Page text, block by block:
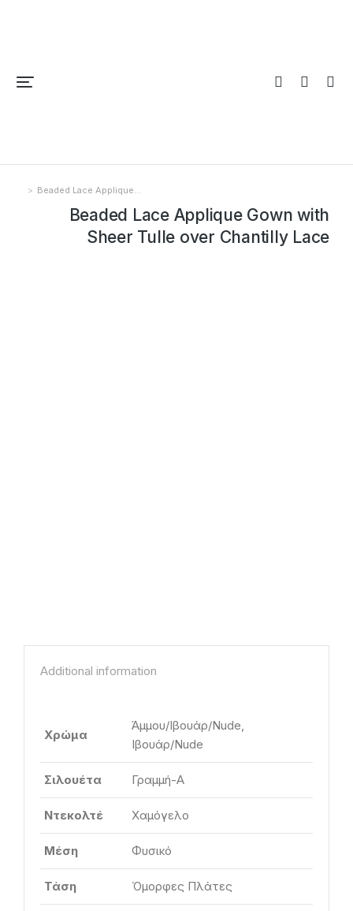
You are here:
Beaded Lace Applique…
Beaded Lace Applique Gown with
Sheer Tulle over Chantilly Lace
Additional information
Χρώμα
Άμμου/Ιβουάρ/Nude,
Ιβουάρ/Nude
Σιλουέτα Γραμμή-Α
Ντεκολτέ Χαμόγελο
Μέση Φυσικό
Τάση Όμορφες Πλάτες